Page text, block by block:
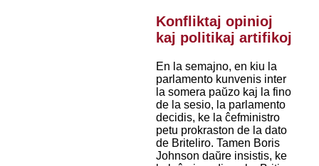
Konfliktaj opinioj
kaj politikaj artifikoj
En la semajno, en kiu la
parlamento kunvenis inter
la somera paŭzo kaj la fino
de la sesio, la parlamento
decidis, ke la ĉefministro
petu prokraston de la dato
de Briteliro. Tamen Boris
Johnson daŭre insistis, ke